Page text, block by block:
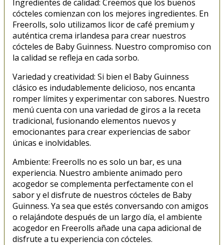
Ingredientes de calidad: Creemos que los buenos
cócteles comienzan con los mejores ingredientes. En
Freerolls, solo utilizamos licor de café premium y
auténtica crema irlandesa para crear nuestros
cócteles de Baby Guinness. Nuestro compromiso con
la calidad se refleja en cada sorbo.
Variedad y creatividad: Si bien el Baby Guinness
clásico es indudablemente delicioso, nos encanta
romper límites y experimentar con sabores. Nuestro
menú cuenta con una variedad de giros a la receta
tradicional, fusionando elementos nuevos y
emocionantes para crear experiencias de sabor
únicas e inolvidables.
Ambiente: Freerolls no es solo un bar, es una
experiencia. Nuestro ambiente animado pero
acogedor se complementa perfectamente con el
sabor y el disfrute de nuestros cócteles de Baby
Guinness. Ya sea que estés conversando con amigos
o relajándote después de un largo día, el ambiente
acogedor en Freerolls añade una capa adicional de
disfrute a tu experiencia con cócteles.